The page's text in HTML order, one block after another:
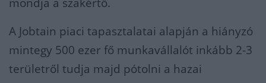
A Jobtain piaci tapasztalatai alapján a hiányzó
mintegy 500 ezer fő munkavállalót inkább 2-3
területről tudja majd pótolni a hazai